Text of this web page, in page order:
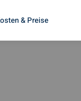
& Preise